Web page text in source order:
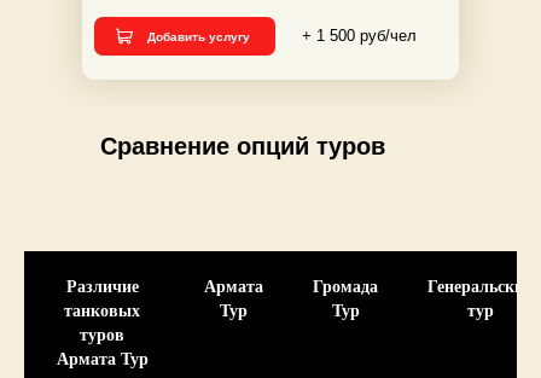
+ 1 500 руб/чел
Добавить услугу
Сравнение опций туров
Различие
танковых
туров
Армата Тур
Армата
Тур
Громада
Тур
Генеральский
тур